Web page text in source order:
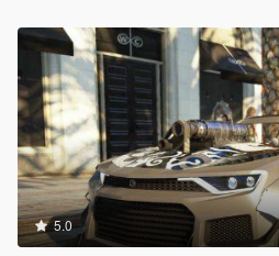
5.0